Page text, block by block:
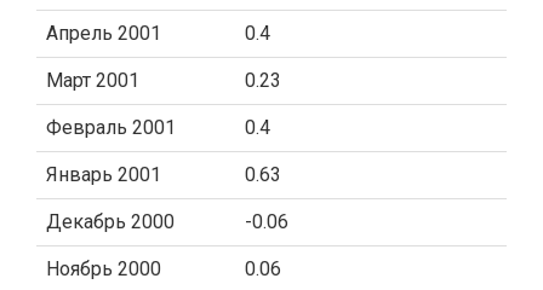
Апрель 2001 0.4
Март 2001 0.23
Февраль 2001 0.4
Январь 2001 0.63
Декабрь 2000 -0.06
Ноябрь 2000 0.06